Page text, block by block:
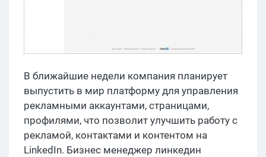
В ближайшие недели компания планирует
выпустить в мир платформу для управления
рекламными аккаунтами, страницами,
профилями, что позволит улучшить работу с
рекламой, контактами и контентом на
LinkedIn. Бизнес менеджер линкедин